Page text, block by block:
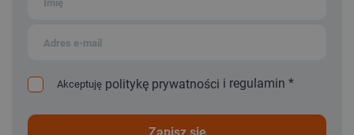
Akceptuję politykę prywatności i regulamin *
zapisz się